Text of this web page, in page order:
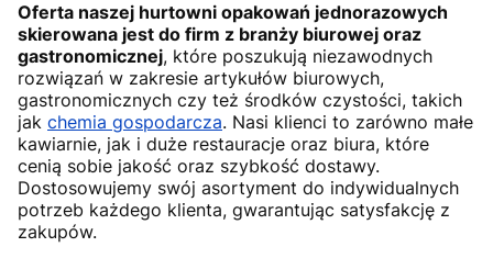
Oferta naszej hurtowni opakowań jednorazowych
skierowana jest do firm z branży biurowej oraz
gastronomicznej, które poszukują niezawodnych
rozwiązań w zakresie artykułów biurowych,
gastronomicznych czy też środków czystości, takich
jak chemia gospodarcza. Nasi klienci to zarówno małe
kawiarnie, jak i duże restauracje oraz biura, które
cenią sobie jakość oraz szybkość dostawy.
Dostosowujemy swój asortyment do indywidualnych
potrzeb każdego klienta, gwarantując satysfakcję z
zakupów.